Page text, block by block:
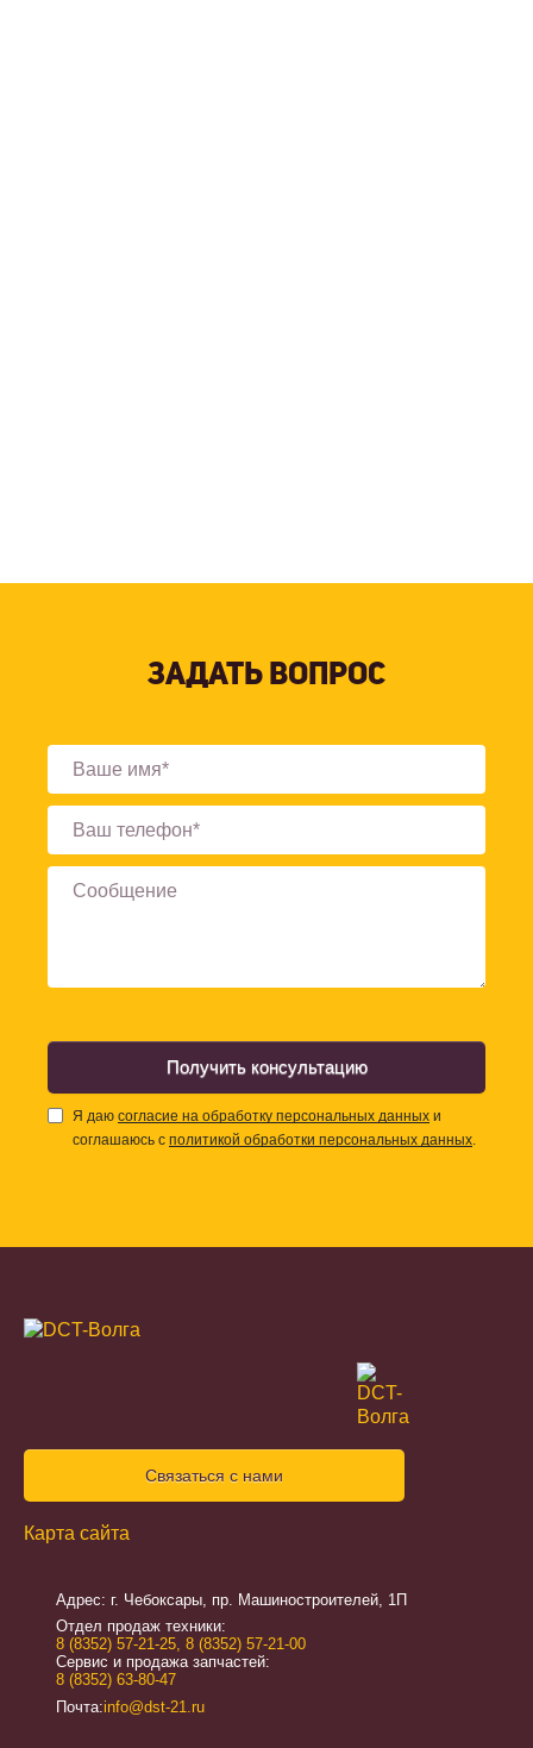
ЗАДАТЬ ВОПРОС
Получить консультацию
Я даю согласие на обработку персональных данных и
соглашаюсь с политикой обработки персональных данных.
Связаться с нами
Карта сайта
Адрес: г. Чебоксары, пр. Машиностроителей, 1П
Отдел продаж техники:
8 (8352) 57-21-25, 8 (8352) 57-21-00
Сервис и продажа запчастей:
8 (8352) 63-80-47
Почта:info@dst-21.ru